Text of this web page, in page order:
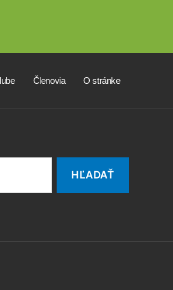
Členovia O stránke